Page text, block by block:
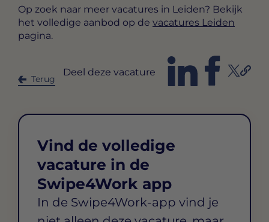
Op zoek naar meer vacatures in Leiden? Bekijk
het volledige aanbod op de vacatures Leiden
pagina.
Terug
Deel deze vacature
Vind de volledige
vacature in de
Swipe4Work app
In de Swipe4Work-app vind je